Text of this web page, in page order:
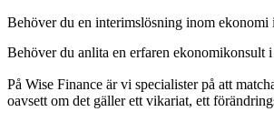
Behöver du en interimslösning inom
Behöver du anlita en erfaren ekonomikonsult
På Wise Finance är vi specialister på att
oavsett om det gäller ett vikariat, ett